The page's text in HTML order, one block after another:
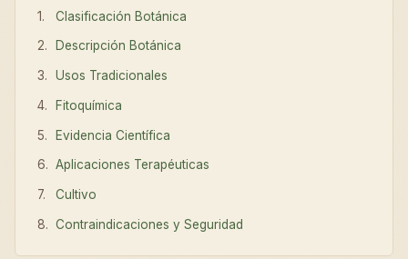
Clasificación Botánica
Descripción Botánica
Usos Tradicionales
Fitoquímica
Evidencia Científica
Aplicaciones Terapéuticas
Cultivo
Contraindicaciones y Seguridad